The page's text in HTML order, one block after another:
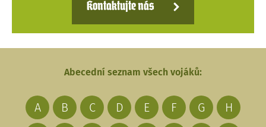
Kontaktujte nás
Abecední seznam všech vojáků:
A B C D E F G
H